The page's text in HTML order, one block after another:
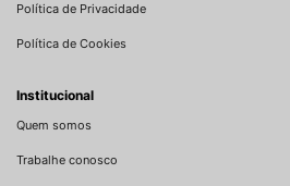
Política de Privacidade
Política de Cookies
Institucional
Quem somos
Trabalhe conosco